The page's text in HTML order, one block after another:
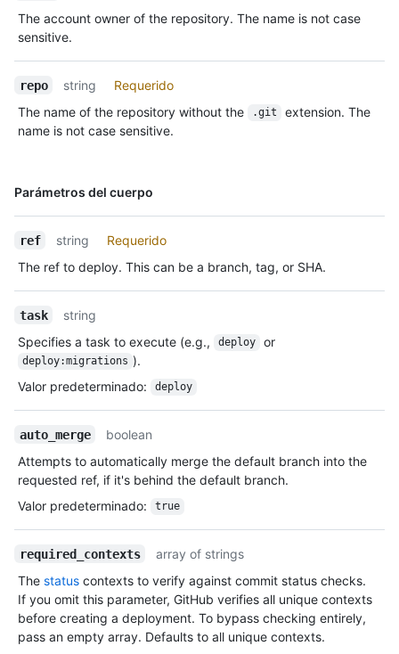
The account owner of the repository. The name is not case
sensitive.
repo string
Requerido
The name of the repository without the
.git
extension. The
name is not case sensitive.
Parámetros del cuerpo
Nombre,
ref string
Requerido
The ref to deploy. This can be a branch, tag, or SHA.
task
string
Specifies a task to execute (e.g.,
deploy or
deploy:migrations ).
Valor predeterminado: deploy
auto_merge
boolean
Attempts to automatically merge the default branch into the
requested ref, if it's behind the default branch.
Valor predeterminado: true
required_contexts
array of strings
The status contexts to verify against commit status checks.
If you omit this parameter, GitHub verifies all unique contexts
before creating a deployment. To bypass checking entirely,
pass an empty array. Defaults to all unique contexts.